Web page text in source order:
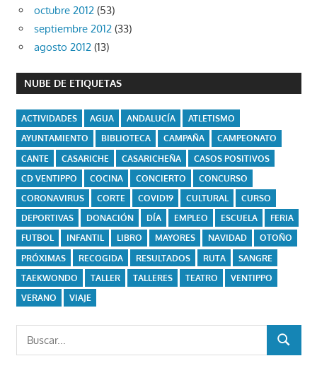
octubre 2012 (53)
septiembre 2012 (33)
agosto 2012 (13)
NUBE DE ETIQUETAS
ACTIVIDADES AGUA ANDALUCÍA
ATLETISMO
AYUNTAMIENTO
BIBLIOTECA CAMPAÑA
CAMPEONATO
CANTE
CASARICHE CASARICHEÑA
CASOS POSITIVOS
CD VENTIPPO
COCINA CONCIERTO
CONCURSO
CORONAVIRUS
CORTE COVID19 CULTURAL
CURSO
DEPORTIVAS
DONACIÓN DÍA EMPLEO ESCUELA
FERIA
FUTBOL
INFANTIL LIBRO MAYORES NAVIDAD
OTOÑO
PRÓXIMAS
RECOGIDA RESULTADOS RUTA
SANGRE
TAEKWONDO
TALLER TALLERES TEATRO
VENTIPPO
VERANO
VIAJE
BUSCAR